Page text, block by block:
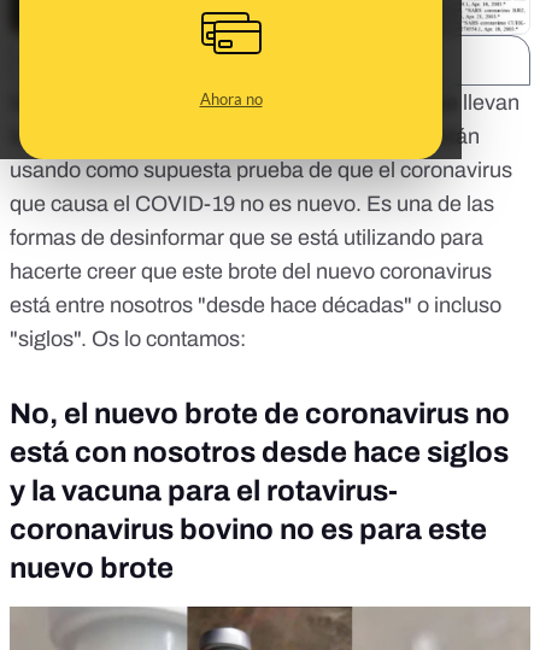
Ahora no
Vacunas, productos de limpieza o patentes que llevan
la palabra "coronavirus" en su prospecto se están
usando como supuesta prueba de que el coronavirus
que causa el COVID-19 no es nuevo. Es una de las
formas de desinformar que se está utilizando para
hacerte creer que este brote del nuevo coronavirus
está entre nosotros "desde hace décadas" o incluso
"siglos". Os lo contamos:
No, el nuevo brote de coronavirus no
está con nosotros desde hace siglos
y la vacuna para el rotavirus-
coronavirus bovino no es para este
nuevo brote